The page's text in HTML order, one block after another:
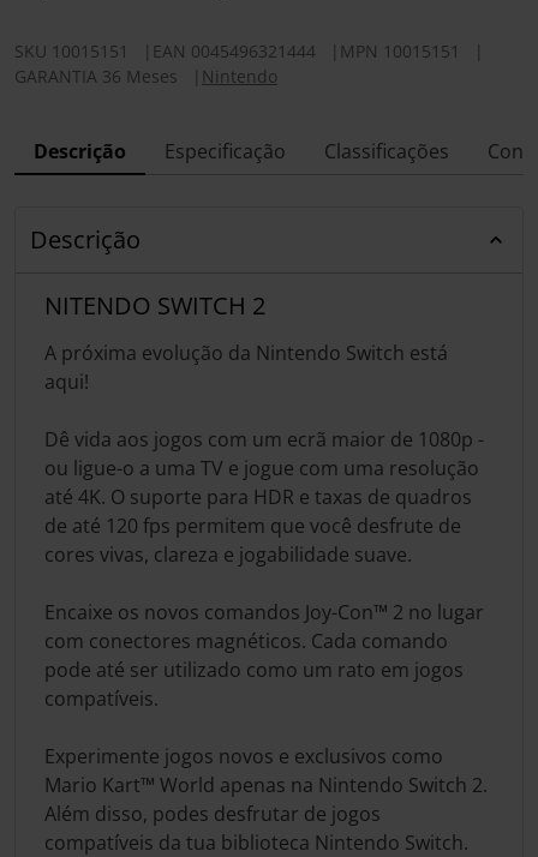
SKU 10015151 EAN 0045496321444 MPN 10015151
GARANTIA 36 Meses
Nintendo
Descrição Especificação Classificações
Descrição
NITENDO SWITCH 2
A próxima evolução da Nintendo Switch está
aqui!
Dê vida aos jogos com um ecrã maior de 1080p -
ou ligue-o a uma TV e jogue com uma resolução
até 4K. O suporte para HDR e taxas de quadros
de até 120 fps permitem que você desfrute de
cores vivas, clareza e jogabilidade suave.
Encaixe os novos comandos Joy-Con™ 2 no lugar
com conectores magnéticos. Cada comando
pode até ser utilizado como um rato em jogos
compatíveis.
Experimente jogos novos e exclusivos como
Mario Kart™ World apenas na Nintendo Switch 2.
Além disso, podes desfrutar de jogos
compatíveis da tua biblioteca Nintendo Switch.